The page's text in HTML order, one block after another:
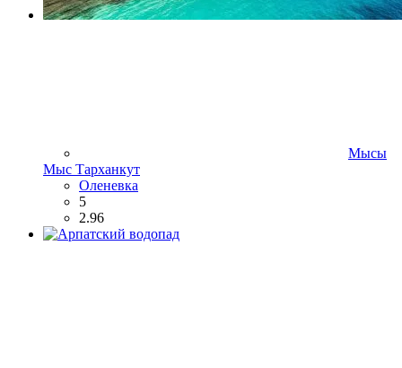
Мысы
Мыс Тарханкут
Оленевка
5
2.96